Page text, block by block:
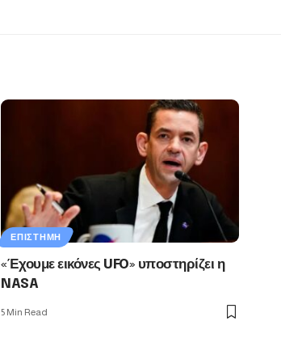
ΕΠΙΣΤΉΜΗ
«Έχουμε εικόνες UFO» υποστηρίζει η
NASA
5 Min Read